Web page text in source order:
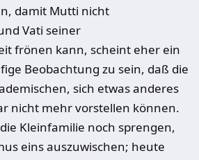
damit Mutti nicht
Vati seiner
frönen kann, scheint eher ein
Beobachtung zu sein, daß die
sich etwas anderes
nicht mehr vorstellen können.
Kleinfamilie noch sprengen,
eins auszuwischen; heute